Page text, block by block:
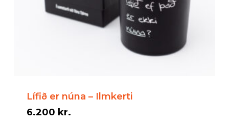
Lífið er núna – Ilmkerti
6.200 kr.